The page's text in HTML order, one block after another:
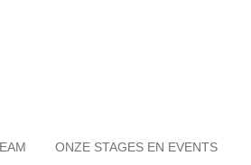
ONZE STAGES EN EVENTS